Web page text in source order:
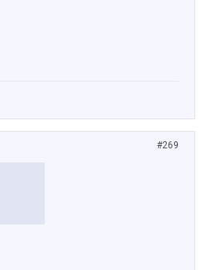
#269